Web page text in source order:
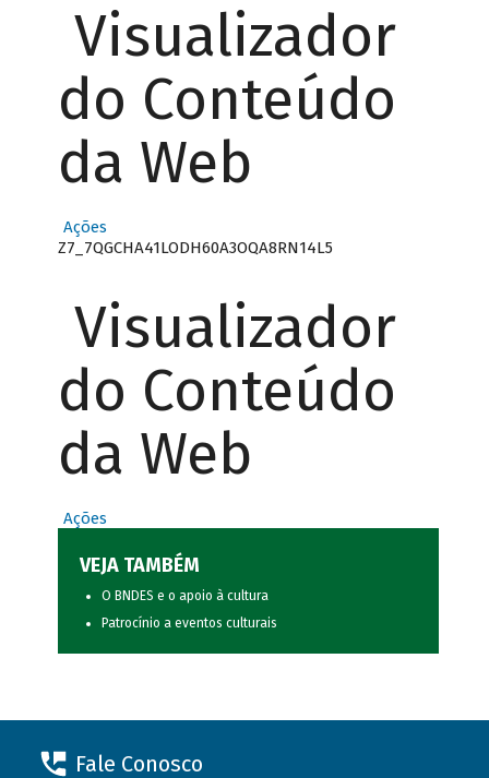
Visualizador
do Conteúdo
da Web
Ações
Z7_7QGCHA41LODH60A3OQA8RN14L5
Visualizador
do Conteúdo
da Web
Ações
VEJA TAMBÉM
O BNDES e o apoio à cultura
Patrocínio a eventos culturais
Fale Conosco